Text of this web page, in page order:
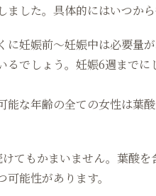
した。具体的にはいつか
妊娠前〜妊娠中は必要量
でしょう。妊娠6週まで
能な年齢の全ての女性は葉
てもかまいません。葉酸
能性があります。